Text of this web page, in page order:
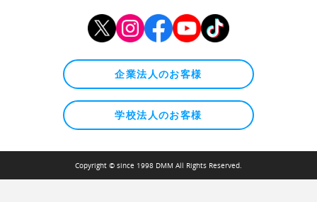
企業法人のお客様
学校法人のお客様
Copyright © since 1998 DMM All Rights Reserved.